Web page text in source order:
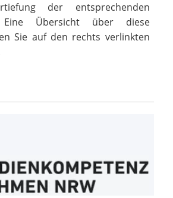
der entsprechenden
Eine Übersicht über diese
Sie auf den rechts verlinkten